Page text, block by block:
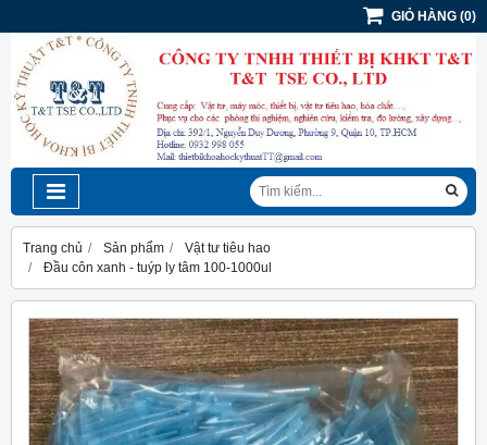
GIỎ HÀNG (0)
Trang chủ Sản phẩm
Vật tư tiêu hao
Đầu côn xanh - tuýp ly tâm 100-1000ul